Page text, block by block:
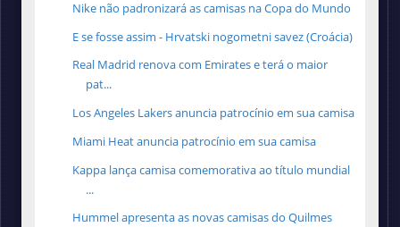
Nike não padronizará as camisas na Copa do Mundo
E se fosse assim - Hrvatski nogometni savez (Croácia)
Real Madrid renova com Emirates e terá o maior
pat...
Los Angeles Lakers anuncia patrocínio em sua camisa
Miami Heat anuncia patrocínio em sua camisa
Kappa lança camisa comemorativa ao título mundial
...
Hummel apresenta as novas camisas do Quilmes